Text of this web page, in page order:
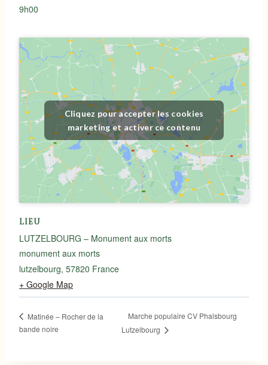
9h00
LIEU
LUTZELBOURG – Monument aux morts
monument aux morts
lutzelbourg, 57820 France
+ Google Map
Cliquez pour accepter les cookies
marketing et activer ce contenu
Matinée – Rocher de la
bande noire
Marche populaire CV Phalsbourg
Lutzelbourg